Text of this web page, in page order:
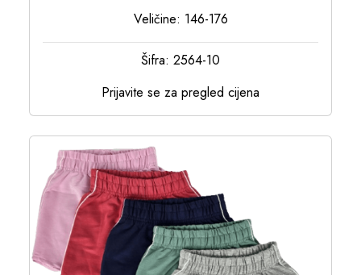
Veličine: 146-176
Šifra: 2564-10
Prijavite se za pregled cijena